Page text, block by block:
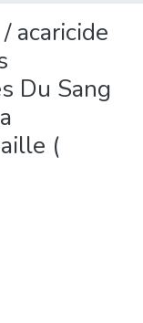
acaricide
Du Sang
(